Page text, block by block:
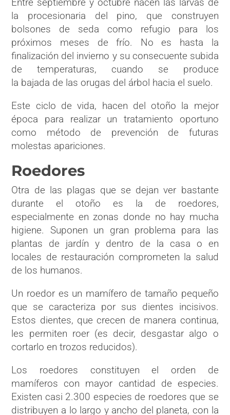
Entre septiembre y octubre nacen las larvas de
la procesionaria del pino, que construyen
bolsones de seda como refugio para los
próximos meses de frío. No es hasta la
finalización del invierno y su consecuente subida
de temperaturas, cuando se produce
la bajada de las orugas del árbol hacia el suelo.
Este ciclo de vida, hacen del otoño la mejor
época para realizar un tratamiento oportuno
como método de prevención de futuras
molestas apariciones.
Roedores
Otra de las plagas que se dejan ver bastante
durante el otoño es la de roedores,
especialmente en zonas donde no hay mucha
higiene. Suponen un gran problema para las
plantas de jardín y dentro de la casa o en
locales de restauración comprometen la salud
de los humanos.
Un roedor es un mamífero de tamaño pequeño
que se caracteriza por sus dientes incisivos.
Estos dientes, que crecen de manera continua,
les permiten roer (es decir, desgastar algo o
cortarlo en trozos reducidos).
Los roedores constituyen el orden de
mamíferos con mayor cantidad de especies.
Existen casi 2.300 especies de roedores que se
distribuyen a lo largo y ancho del planeta, con la